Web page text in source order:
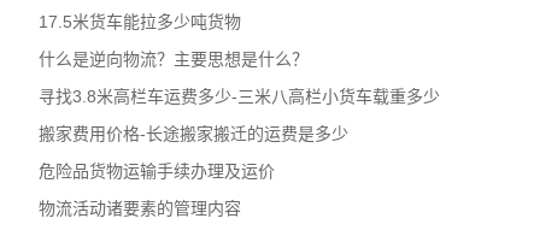
17.5米货车能拉多少吨货物
什么是逆向物流？主要思想是什么？
寻找3.8米高栏车运费多少-三米八高栏小货车载重多少
搬家费用价格-长途搬家搬迁的运费是多少
危险品货物运输手续办理及运价
物流活动诸要素的管理内容